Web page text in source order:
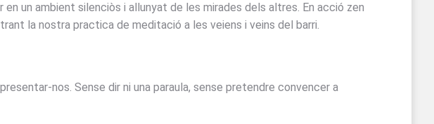
un ambient silenciòs i allunyat de les mirades dels altres. En acció zen
la nostra practica de meditació a les veiens i veins del barri.
nos. Sense dir ni una paraula, sense pretendre convencer a